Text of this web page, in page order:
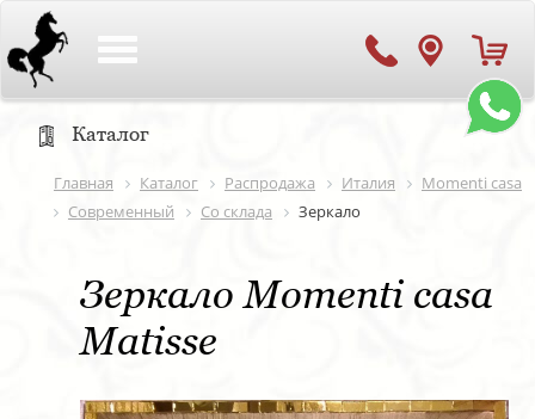
Каталог
Главная Каталог Распродажа Италия
Momenti casa
Современный
Со склада Зеркало
Зеркало Momenti casa
Matisse